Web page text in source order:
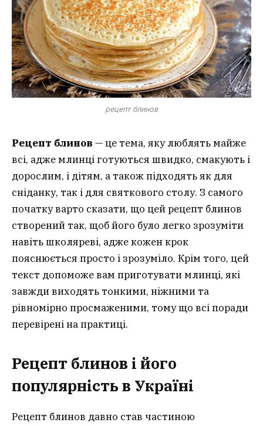
рецепт блинов
Рецепт блинов — це тема, яку люблять майже
всі, адже млинці готуються швидко, смакують і
дорослим, і дітям, а також підходять як для
сніданку, так і для святкового столу. З самого
початку варто сказати, що цей рецепт блинов
створений так, щоб його було легко зрозуміти
навіть школяреві, адже кожен крок
пояснюється просто і зрозуміло. Крім того, цей
текст допоможе вам приготувати млинці, які
завжди виходять тонкими, ніжними та
рівномірно просмаженими, тому що всі поради
перевірені на практиці.
Рецепт блинов і його
популярність в Україні
Рецепт блинов давно став частиною